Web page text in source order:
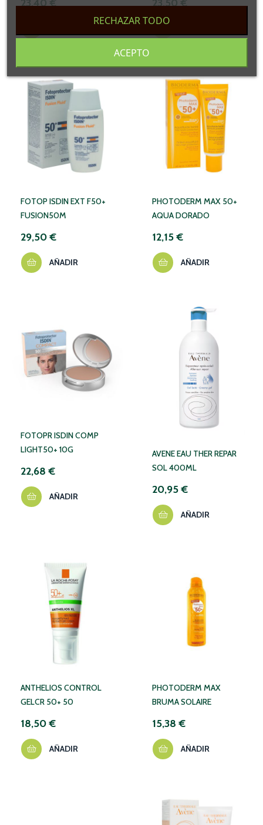
23,40 € 23,50 €
FOTOP ISDIN EXT F50+
FUSION50M
29,50 €
AÑADIR
PHOTODERM MAX 50+
AQUA DORADO
12,15 €
AÑADIR
FOTOPR ISDIN COMP
LIGHT50+ 10G
22,68 €
AÑADIR
AVENE EAU THER REPAR
SOL 400ML
20,95 €
AÑADIR
ANTHELIOS CONTROL
GELCR 50+ 50
18,50 €
AÑADIR
PHOTODERM MAX
BRUMA SOLAIRE
15,38 €
AÑADIR
RECHAZAR TODO
ACEPTO